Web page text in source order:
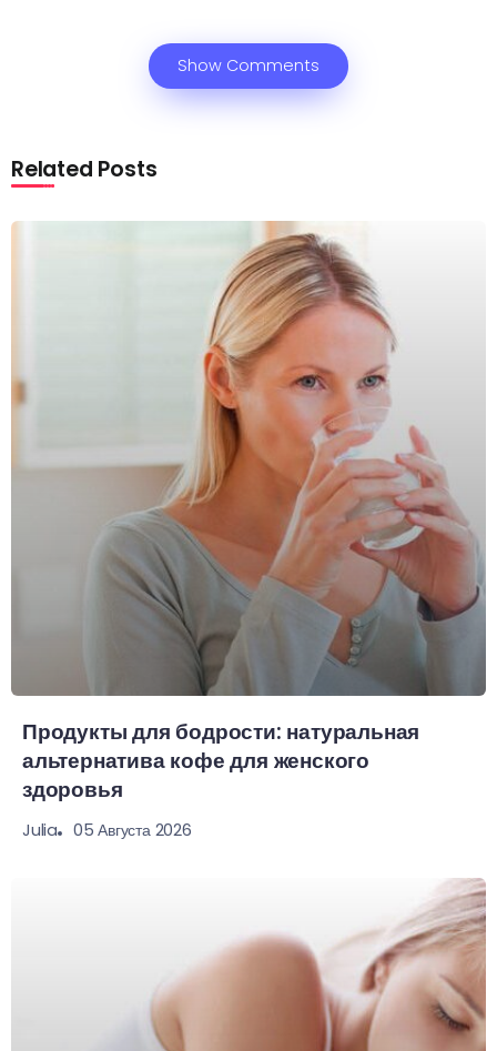
Show Comments
Related Posts
Продукты для бодрости: натуральная
альтернатива кофе для женского
здоровья
Julia 05 Августа 2026